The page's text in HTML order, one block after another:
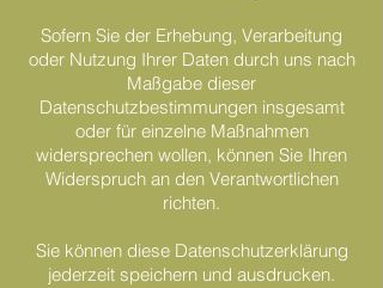
Sofern Sie der Erhebung, Verarbeitung
oder Nutzung Ihrer Daten durch uns nach
Maßgabe dieser
Datenschutzbestimmungen insgesamt
oder für einzelne Maßnahmen
widersprechen wollen, können Sie Ihren
Widerspruch an den Verantwortlichen
richten.
Sie können diese Datenschutzerklärung
jederzeit speichern und ausdrucken.